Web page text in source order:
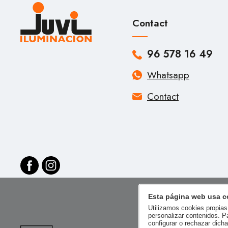
Contact
96 578 16 49
Whatsapp
Contact
Esta página web usa
Utilizamos cookies
personalizar contenidos.
configurar o rechazar